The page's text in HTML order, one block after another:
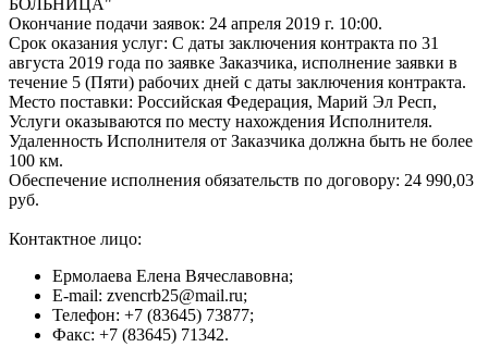
БОЛЬНИЦА"
Окончание подачи заявок: 24 апреля 2019 г. 10:00.
Срок оказания услуг: С даты заключения контракта по 31
августа 2019 года по заявке Заказчика, исполнение заявки в
течение 5 (Пяти) рабочих дней с даты заключения контракта.
Место поставки: Российская Федерация, Марий Эл Респ,
Услуги оказываются по месту нахождения Исполнителя.
Удаленность Исполнителя от Заказчика должна быть не более
100 км.
Обеспечение исполнения обязательств по договору: 24 990,03
руб.
Контактное лицо:
Ермолаева Елена Вячеславовна;
E-mail: zvencrb25@mail.ru;
Телефон: +7 (83645) 73877;
Факс: +7 (83645) 71342.